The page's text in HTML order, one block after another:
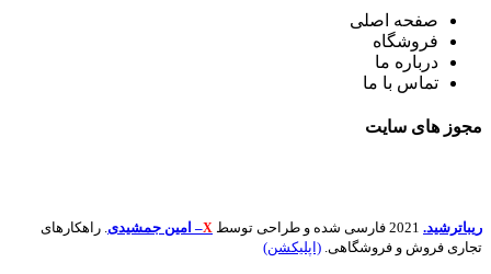
صفحه اصلی
فروشگاه
درباره ما
تماس با ما
مجوز های سایت
ریباترشید. 2021 فارسی شده و طراحی توسط X– امین جمشیدی. راهکارهای
تجاری فروش و فروشگاهی. (اپلیکشن)